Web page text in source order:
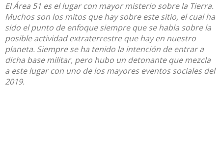
El Área 51 es el lugar con mayor misterio sobrela Tierra.
Muchos son los mitos que hay sobre este sitio, el cual ha
sido el punto de enfoque siempre que se habla sobre la
posible actividadextraterrestre quehay en nuestro
planeta. Siempre se ha tenido la intención de entrar a
dicha base militar, pero hubo un detonanteque mezcla
a este lugar con uno de los mayores eventos sociales del
2019.